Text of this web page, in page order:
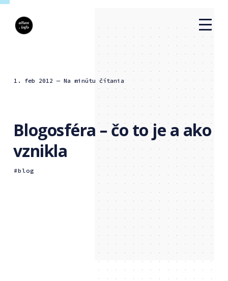
1. feb 2012 — Na minútu čítania
Blogosféra – čo to je a ako
vznikla
blog